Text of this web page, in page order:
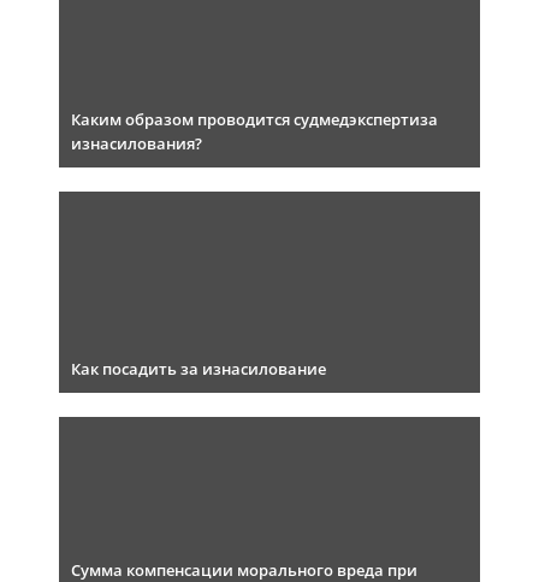
Каким образом проводится судмедэкспертиза
изнасилования?
Как посадить за изнасилование
Сумма компенсации морального вреда при